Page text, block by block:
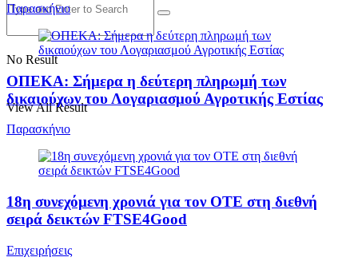
No Result
View All Result
Παρασκήνιο
ΟΠΕΚΑ: Σήμερα η δεύτερη πληρωμή των
δικαιούχων του Λογαριασμού Αγροτικής Εστίας
Παρασκήνιο
18η συνεχόμενη χρονιά για τον ΟΤΕ στη διεθνή
σειρά δεικτών FTSE4Good
Επιχειρήσεις